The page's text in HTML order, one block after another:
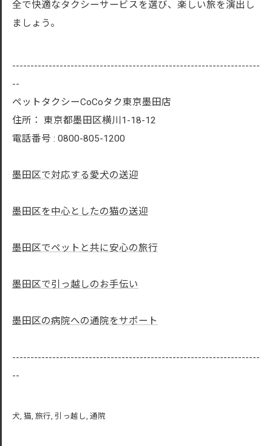
全で快適なタクシーサービスを選び、楽しい旅を演出し
ましょう。
--------------------------------------------------------------------
--
ペットタクシーCoCoタク東京墨田店
住所： 東京都墨田区横川1-18-12
電話番号 : 0800-805-1200
墨田区で対応する愛犬の送迎
墨田区を中心としたの猫の送迎
墨田区でペットと共に安心の旅行
墨田区で引っ越しのお手伝い
墨田区の病院への通院をサポート
--------------------------------------------------------------------
--
犬 猫 旅行 引っ越し 通院